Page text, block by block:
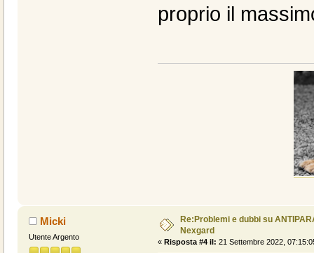
proprio il
Micki
Utente Argento
Re:Problemi e dubbi su
Nexgard
« Risposta #4 il: 21 Settembre 2022,